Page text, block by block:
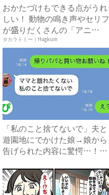
おかたづけもできる点がうれ
しい！ 動物の鳴き声やセリフ
が盛りだくさんの「アニ
ア ...
タカラトミー｜Hugkum
「私のこと捨てないで」夫と
遊園地にでかけた娘→娘から
告げられた内容に驚愕…！｜